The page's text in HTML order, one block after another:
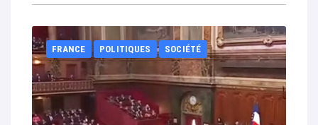
FRANCE POLITIQUES SOCIÉTÉ